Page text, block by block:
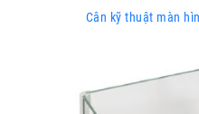
Cân kỹ thuật màn